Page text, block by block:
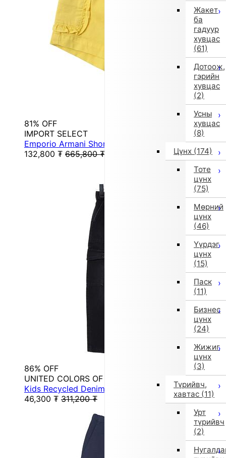
Жакет
ба
гадуур
хувцас
(61)
Дотоож,
гэрийн
хувцас
(2)
Усны
хувцас
(8)
Цүнх (174)
Тоте
цүнх
(75)
Мөрний
цүнх
(46)
Үүрдэг
цүнх
(15)
Паск
(11)
Бизнес
цүнх
(24)
Жижиг
цүнх
(3)
Түрийвч,
хавтас (11)
Урт
түрийвч
(2)
81% OFF
IMPORT SELECT
Emporio Armani Shorts (Yellow)
132,800 ₮ 665,800 ₮
86% OFF
UNITED COLORS OF BENETTON.
Kids Recycled Denim Stretch Cargo Pants G (700)
46,300 ₮ 311,200 ₮